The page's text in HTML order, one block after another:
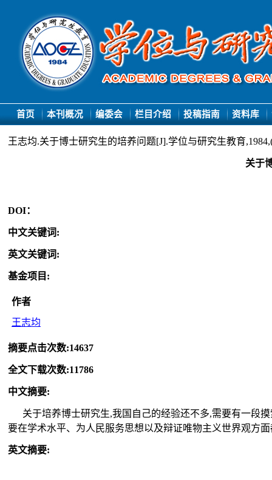
首页 本刊概况 编委会 栏目介绍 投稿指南 资料库
王志均.关于博士研究生的培养问题[J].学位与研究生教育
关于
DOI：
中文关键词:
英文关键词:
基金项目 :
作者
王志均
摘要点击次数:14637
全文下载次数:11786
中文摘要:
关于培养博士研究生,我国自己的经验还不多,需要有一段
要在学术水平、为人民服务思想以及辩证唯物主义世界观方
英文摘要: